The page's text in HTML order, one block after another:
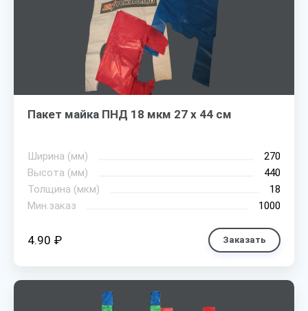
Пакет майка ПНД 18 мкм 27 х 44 см
Ширина (мм)
270
Высота (мм)
440
Толщина (мкм)
18
Мин.заказ
1000
4.90 ₽ Заказать